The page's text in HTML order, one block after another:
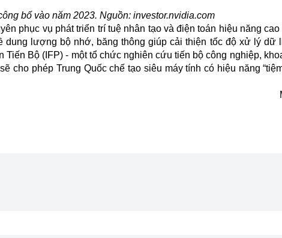
bố vào năm 2023. Nguồn: investor.nvidia.com
phục vụ phát triển trí tuệ nhân tạo và điện toán hiệu năng
lượng bộ nhớ, băng thông giúp cải thiện tốc độ xử lý dữ
Bộ (IFP) - một tổ chức nghiên cứu tiến bộ công nghiệp,
cho phép Trung Quốc chế tạo siêu máy tính có hiệu năng